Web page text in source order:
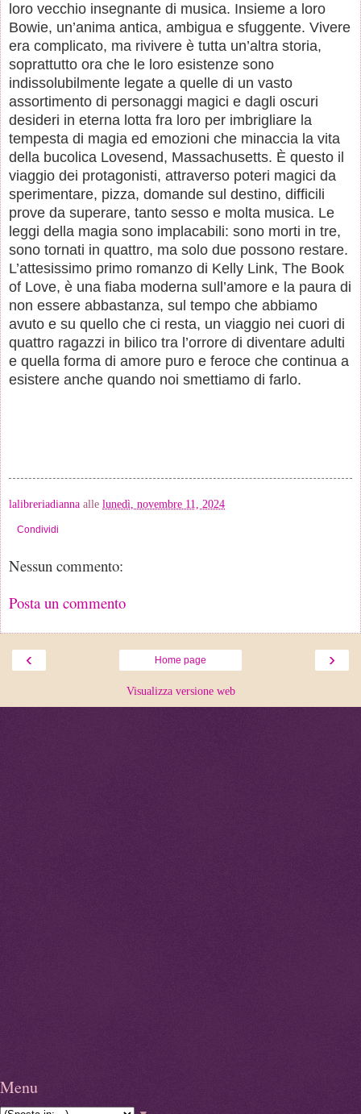
loro vecchio insegnante di musica. Insieme a loro
Bowie, un’anima antica, ambigua e sfuggente. Vivere
era complicato, ma rivivere è tutta un’altra storia,
soprattutto ora che le loro esistenze sono
indissolubilmente legate a quelle di un vasto
assortimento di personaggi magici e dagli oscuri
desideri in eterna lotta fra loro per imbrigliare la
tempesta di magia ed emozioni che minaccia la vita
della bucolica Lovesend, Massachusetts. È questo il
viaggio dei protagonisti, attraverso poteri magici da
sperimentare, pizza, domande sul destino, difficili
prove da superare, tanto sesso e molta musica. Le
leggi della magia sono implacabili: sono morti in tre,
sono tornati in quattro, ma solo due possono restare.
L’attesissimo primo romanzo di Kelly Link, The Book
of Love, è una fiaba moderna sull’amore e la paura di
non essere abbastanza, sul tempo che abbiamo
avuto e su quello che ci resta, un viaggio nei cuori di
quattro ragazzi in bilico tra l’orrore di diventare adulti
e quella forma di amore puro e feroce che continua a
esistere anche quando noi smettiamo di farlo.
lalibreriadianna alle lunedì, novembre 11, 2024
Condividi
Nessun commento:
Posta un commento
‹ ›
Home page
Visualizza versione web
Menu